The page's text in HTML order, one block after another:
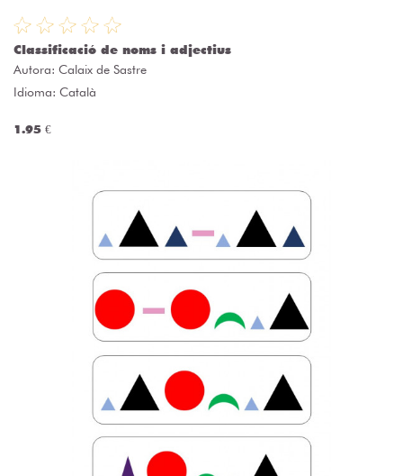
Classificació de noms i adjectius
Autora: Calaix de Sastre
Idioma: Català
1.95 €